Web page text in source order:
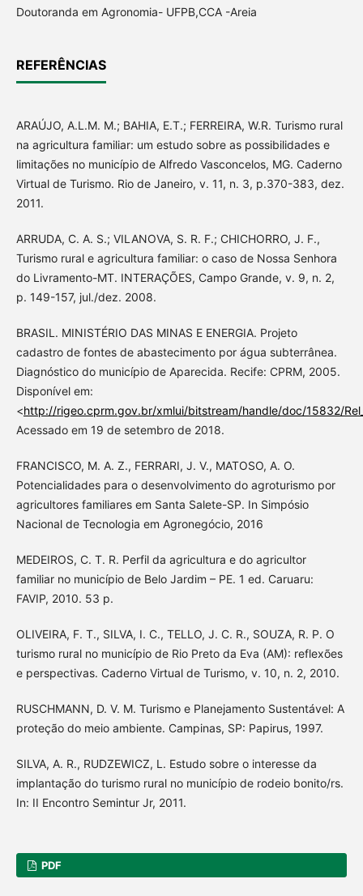
Doutoranda em Agronomia- UFPB,CCA -Areia
REFERÊNCIAS
ARAÚJO, A.L.M. M.; BAHIA, E.T.; FERREIRA, W.R. Turismo rural
na agricultura familiar: um estudo sobre as possibilidades e
limitações no município de Alfredo Vasconcelos, MG. Caderno
Virtual de Turismo. Rio de Janeiro, v. 11, n. 3, p.370-383, dez.
2011.
ARRUDA, C. A. S.; VILANOVA, S. R. F.; CHICHORRO, J. F.,
Turismo rural e agricultura familiar: o caso de Nossa Senhora
do Livramento-MT. INTERAÇÕES, Campo Grande, v. 9, n. 2,
p. 149-157, jul./dez. 2008.
BRASIL. MINISTÉRIO DAS MINAS E ENERGIA. Projeto
cadastro de fontes de abastecimento por água subterrânea.
Diagnóstico do município de Aparecida. Recife: CPRM, 2005.
Disponível em:
<http://rigeo.cprm.gov.br/xmlui/bitstream/handle/doc/15832/
Acessado em 19 de setembro de 2018.
FRANCISCO, M. A. Z., FERRARI, J. V., MATOSO, A. O.
Potencialidades para o desenvolvimento do agroturismo por
agricultores familiares em Santa Salete-SP. In Simpósio
Nacional de Tecnologia em Agronegócio, 2016
MEDEIROS, C. T. R. Perfil da agricultura e do agricultor
familiar no município de Belo Jardim – PE. 1 ed. Caruaru:
FAVIP, 2010. 53 p.
OLIVEIRA, F. T., SILVA, I. C., TELLO, J. C. R., SOUZA, R. P. O
turismo rural no município de Rio Preto da Eva (AM): reflexões
e perspectivas. Caderno Virtual de Turismo, v. 10, n. 2, 2010.
RUSCHMANN, D. V. M. Turismo e Planejamento Sustentável: A
proteção do meio ambiente. Campinas, SP: Papirus, 1997.
SILVA, A. R., RUDZEWICZ, L. Estudo sobre o interesse da
implantação do turismo rural no município de rodeio bonito/rs.
In: II Encontro Semintur Jr, 2011.
PDF